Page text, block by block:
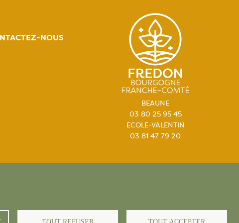
NOUS
BEAUNE
03 80 25 95 45
ECOLE-VALENTIN
03 81 47 79 20
légales